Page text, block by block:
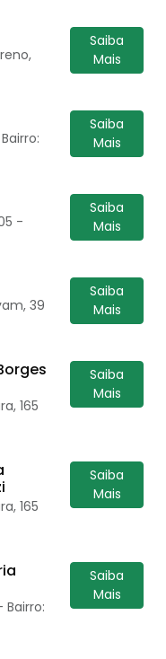
Saiba
Mais
Saiba
Mais
-
Saiba
Mais
39
Saiba
Mais
165
Saiba
Mais
165
Saiba
Mais
Bairro:
Saiba
Mais